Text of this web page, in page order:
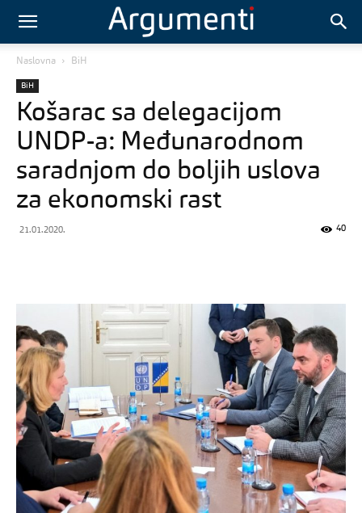
Naslovna BiH
BiH
Košarac sa delegacijom
UNDP-a: Međunarodnom
saradnjom do boljih uslova
za ekonomski rast
21.01.2020. 40